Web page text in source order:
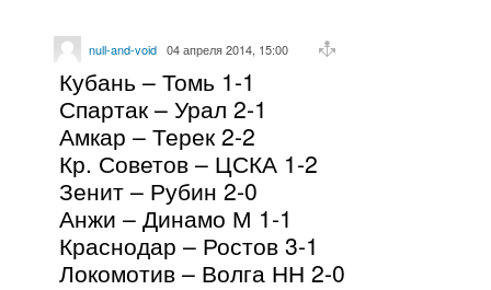
null-and-void 04 апреля 2014, 15:00
Кубань – Томь 1-1
Спартак – Урал 2-1
Амкар – Терек 2-2
Кр. Советов – ЦСКА 1-2
Зенит – Рубин 2-0
Анжи – Динамо М 1-1
Краснодар – Ростов 3-1
Локомотив – Волга НН 2-0